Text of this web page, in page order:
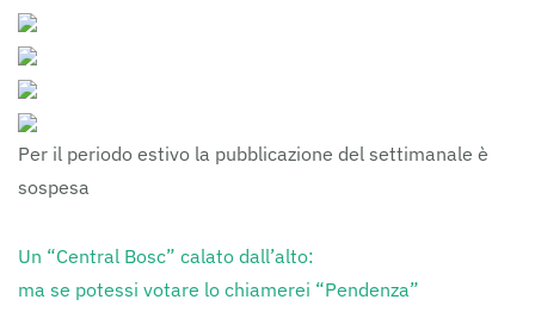
Per il periodo estivo la pubblicazione del settimanale è
sospesa
Un “Central Bosc” calato dall’alto:
ma se potessi votare lo chiamerei “Pendenza”